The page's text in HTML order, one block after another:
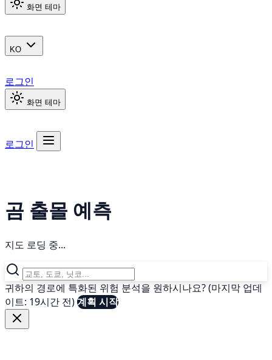
화면 테마
KO
로그인
화면 테마
로그인
곰 출몰 예측
지도 로딩 중...
귀하의 경로에 특화된 위험 분석을 원하시나요? (마지막 업데
이트: 19시간 전)계획 시작